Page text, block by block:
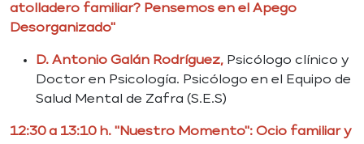
atolladero familiar? Pensemos en el Apego
Desorganizado"
D. Antonio Galán Rodríguez, Psicólogo clínico y
Doctor en Psicología. Psicólogo en el Equipo de
Salud Mental de Zafra (S.E.S)
12:30 a 13:10 h. "Nuestro Momento": Ocio familiar y